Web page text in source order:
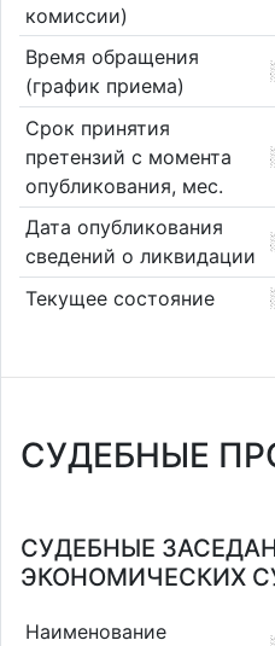
комиссии)
Время обращения
(график приема)
Срок принятия
претензий с момента
опубликования, мес.
Дата опубликования
сведений о ликвидации
Текущее состояние
СУДЕБНЫЕ
СУДЕБНЫЕ
ЭКОНОМИЧЕСКИХ
Наименование